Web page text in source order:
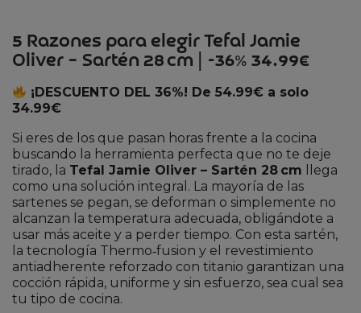
5 Razones para elegir Tefal Jamie
Oliver – Sartén 28 cm | -36% 34.99€
¡DESCUENTO DEL 36%! De 54.99€ a solo
34.99€
Si eres de los que pasan horas frente a la cocina
buscando la herramienta perfecta que no te deje
tirado, la Tefal Jamie Oliver – Sartén 28 cm llega
como una solución integral. La mayoría de las
sartenes se pegan, se deforman o simplemente no
alcanzan la temperatura adecuada, obligándote a
usar más aceite y a perder tiempo. Con esta sartén,
la tecnología Thermo‑fusion y el revestimiento
antiadherente reforzado con titanio garantizan una
cocción rápida, uniforme y sin esfuerzo, sea cual sea
tu tipo de cocina.